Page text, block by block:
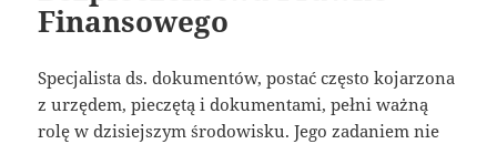
Finansowego
Specjalista ds. dokumentów, postać często kojarzona
z urzędem, pieczętą i dokumentami, pełni ważną
rolę w dzisiejszym środowisku. Jego zadaniem nie